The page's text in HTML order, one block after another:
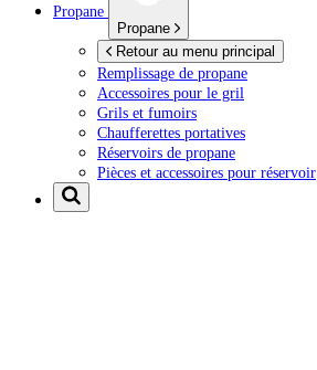
Propane
Propane
Retour au menu principal
Remplissage de propane
Accessoires pour le gril
Grils et fumoirs
Chaufferettes portatives
Réservoirs de propane
Pièces et accessoires pour réservoir